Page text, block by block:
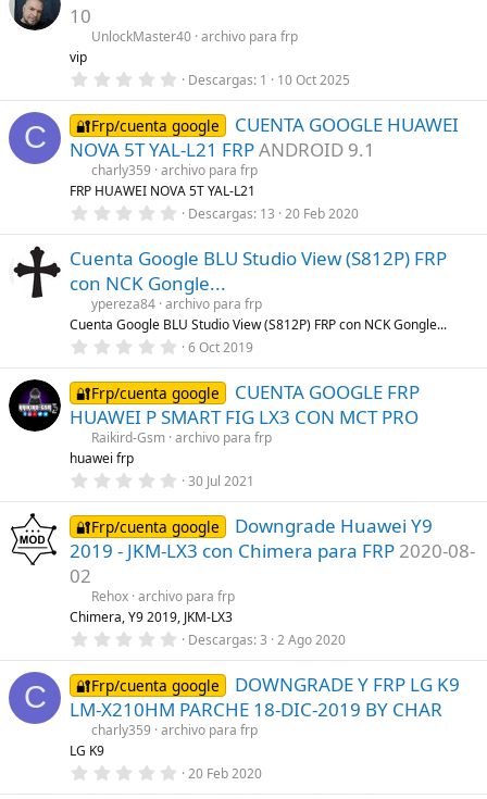
s
)
t
l
a
(
s
)
10
UnlockMaster40 archivo para frp
vip
0
0
0
e
s
t
r
e
l
(
s
)
Descargas 1 10 Oct 2025
C 🔐Frp/cuenta google
CUENTA GOOGLE HUAWEI
NOVA 5T YAL-L21 FRPANDROID 9.1
charly359
archivo para frp
FRP HUAWEI NOVA 5T YAL-L21
0
0
0
e
s
t
r
e
l
a
(
s
)
Descargas 13 20 Feb 2020
Cuenta Google BLU Studio View (S812P) FRP
con NCK Gongle...
ypereza84 archivo para frp
Cuenta Google BLU Studio View (S812P) FRP con NCK Gongle...
0
0
0
e
s
t
l
a
(
s
)
6 Oct 2019
🔐Frp/cuenta google
CUENTA GOOGLE FRP
HUAWEI P SMART FIG LX3 CON MCT PRO
Raikird-Gsm archivo para frp
huawei frp
0
0
0
e
s
e
l
l
a
(
s
)
30 Jul 2021
🔐Frp/cuenta google
Downgrade Huawei Y9
2019 - JKM-LX3 con Chimera para FRP 2020-08-
02
Rehox archivo para frp
Chimera, Y9 2019, JKM-LX3
0
0
0
e
s
t
l
Descargas 3 2 Ago 2020
C 🔐Frp/cuenta google
DOWNGRADE Y FRP LG K9
LM-X210HM PARCHE 18-DIC-2019 BY CHAR
charly359
archivo para frp
LG K9
020 Feb 2020